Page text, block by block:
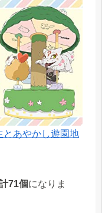
とあやかし遊園地
71個になりま